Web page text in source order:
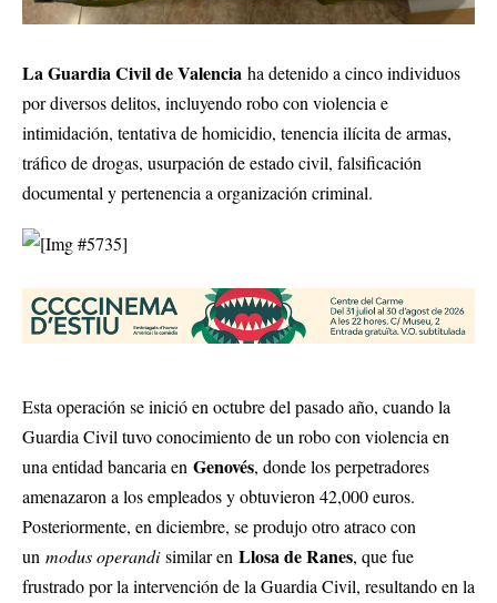
La Guardia Civil de Valencia ha detenido a cinco individuos
por diversos delitos, incluyendo robo con violencia e
intimidación, tentativa de homicidio, tenencia ilícita de armas,
tráfico de drogas, usurpación de estado civil, falsificación
documental y pertenencia a organización criminal.
Esta operación se inició en octubre del pasado año, cuando la
Guardia Civil tuvo conocimiento de un robo con violencia en
una entidad bancaria en Genovés, donde los perpetradores
amenazaron a los empleados y obtuvieron 42,000 euros.
Posteriormente, en diciembre, se produjo otro atraco con
un modus operandisimilar en Llosa de Ranes, que fue
frustrado por la intervención de la Guardia Civil, resultando en la